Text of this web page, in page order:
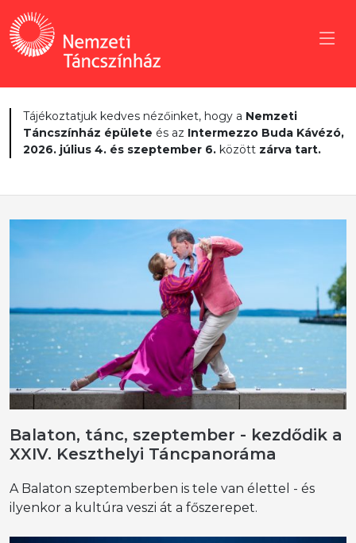
Tájékoztatjuk kedves nézőinket, hogy a Nemzeti
Táncszínház épülete és az Intermezzo Buda Kávézó,
2026. július 4. és szeptember 6. között zárva tart.
Balaton, tánc, szeptember - kezdődik a
XXIV. Keszthelyi Táncpanoráma
A Balaton szeptemberben is tele van élettel - és
ilyenkor a kultúra veszi át a főszerepet.